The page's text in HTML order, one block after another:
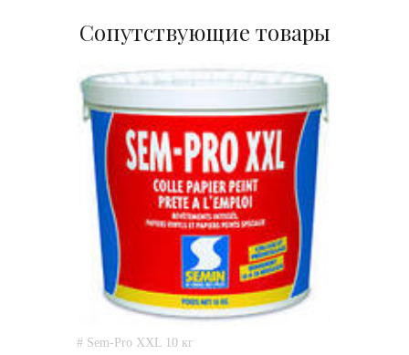
Сопутствующие товары
# Sem-Pro XXL 10 кг